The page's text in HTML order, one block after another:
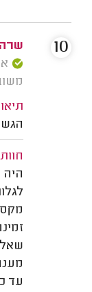
משוב: 06/
עד
10